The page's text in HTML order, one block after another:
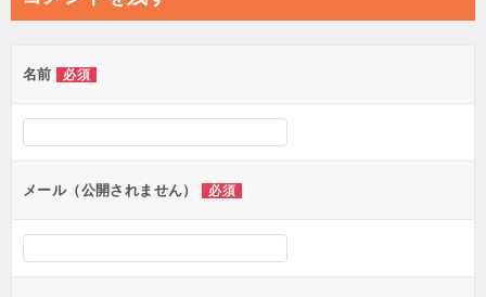
ビ
ー
シ
ン
名前 必須
メール（公開されません） 必須